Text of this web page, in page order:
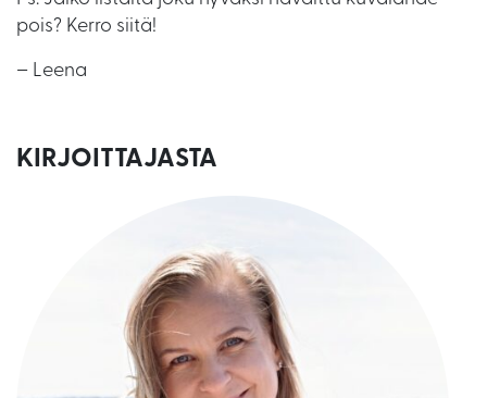
pois? Kerro siitä!
– Leena
KIRJOITTAJASTA